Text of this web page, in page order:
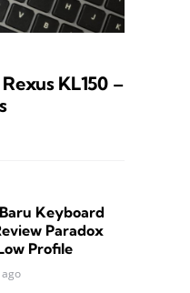
KL150 –
Keyboard
Paradox
Profile